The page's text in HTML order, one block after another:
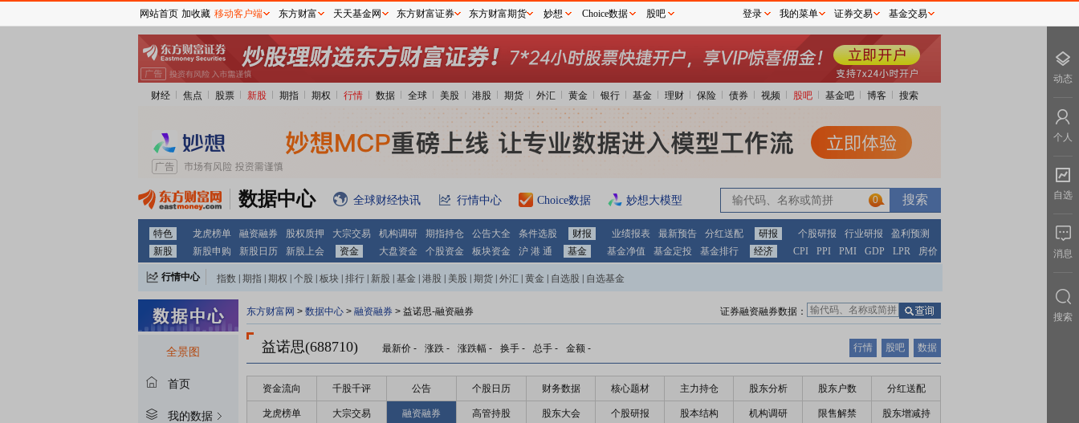
财经 焦点 股票 新股 期指 期权 行情 数据 全球 美股 港股 期货 外汇 黄金 银行 基金 理财 保险 债券 视频 股吧 基金吧 博客 搜索
数据中心 全球财经快讯 行情中心 Choice数据 妙想大模型 0
特色 龙虎榜单 融资融券 股权质押 大宗交易 机构调研 期指持仓 公告大全 条件选股 财报 业绩报表 最新预告 分红送配 研报 个股研报 行业研报
盈利预测
新股
新股申购 新股日历 新股上会 资金 大盘资金 个股资金 板块资金 沪 港 通 基金 基金净值 基金定投 基金排行 经济 CPI PPI PMI GDP LPR 房价
行情中心 指数 期指 期权 个股 板块 排行 新股 基金 港股 美股 期货 外汇 黄金 自选股 自选基金
全景图
首页
我的数据
东方财富网 > 数据中心 > 融资融券 > 益诺思-融资融券 证券融资融券数据：
益诺思(688710) 最新价 - 涨跌 - 涨跌幅 - 换手 - 总手 - 金额 - 行情 股吧 数据
资金流向 千股千评 公告 个股日历 财务数据 核心题材 主力持仓 股东分析 股东户数 分红送配
龙虎榜单 大宗交易 融资融券 高管持股 股东大会 个股研报 股本结构 机构调研 限售解禁 股东增减持
网站首页 加收藏 移动客户端 东方财富 天天基金网 东方财富证券 东方财富期货 妙想 Choice数据 股吧 登录 我的菜单 证券交易 基金交易
动态
个人
自选
消息
搜索